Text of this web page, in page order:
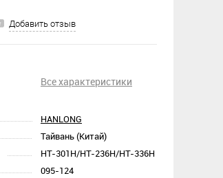
Добавить отзыв
Все характеристики
HANLONG
Тайвань (Китай)
HT-301H/HT-236H/HT-336H
095-124